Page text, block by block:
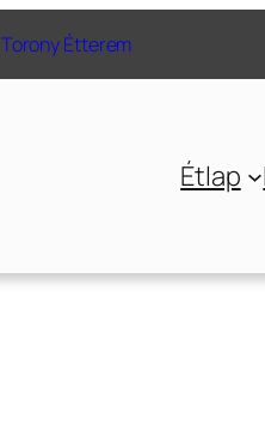
Torony Étterem
Étlap